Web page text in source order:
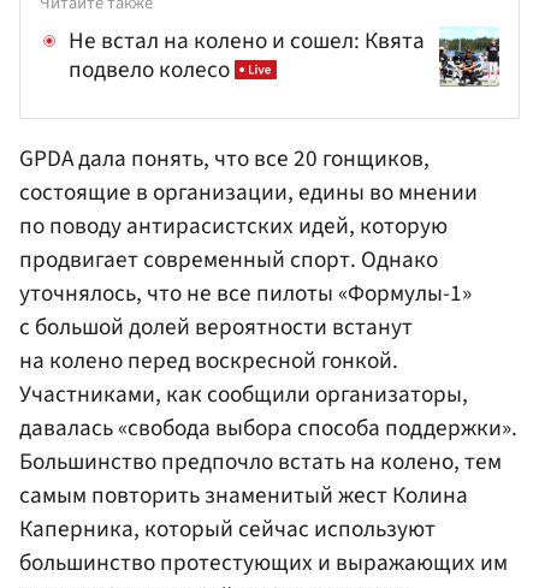
Не встал на колено и сошел: Квята
подвело колесо
GPDA дала понять, что все 20 гонщиков,
состоящие в организации, едины во мнении
по поводу антирасистских идей, которую
продвигает современный спорт. Однако
уточнялось, что не все пилоты «Формулы-1»
с большой долей вероятности встанут
на колено перед воскресной гонкой.
Участниками, как сообщили организаторы,
давалась «свобода выбора способа поддержки».
Большинство предпочло встать на колено, тем
самым повторить знаменитый жест Колина
Каперника, который сейчас используют
большинство протестующих и выражающих им